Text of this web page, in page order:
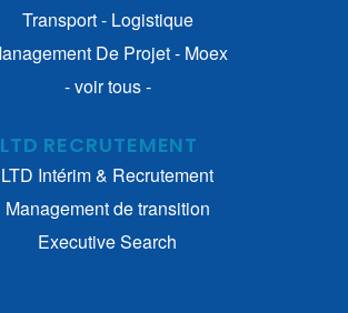
Transport - Logistique
De Projet - Moex
- voir tous -
LTD RECRUTEMENT
LTD Intérim & Recrutement
Management de transition
Executive Search